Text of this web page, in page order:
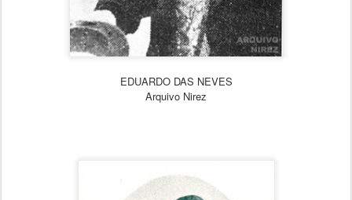
EDUARDO DAS NEVES
Arquivo Nirez